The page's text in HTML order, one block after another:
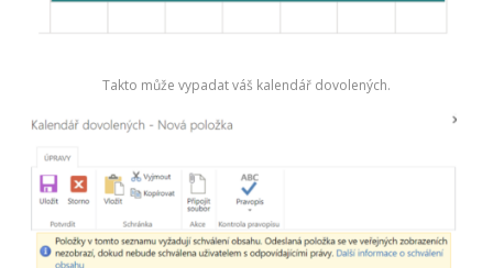
Takto může vypadat váš kalendář dovolených.